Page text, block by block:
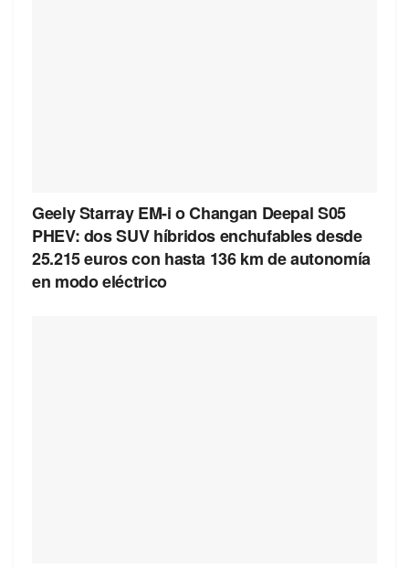
Geely Starray EM-i o Changan Deepal S05
PHEV: dos SUV híbridos enchufables desde
25.215 euros con hasta 136 km de autonomía
en modo eléctrico